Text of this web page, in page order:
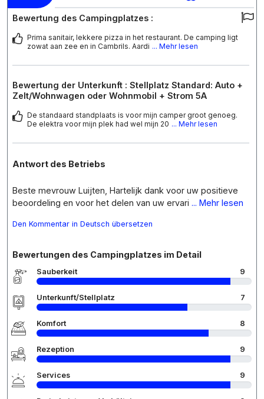
Bewertung des Campingplatzes :
Prima sanitair, lekkere pizza in het restaurant. De camping ligt
zowat aan zee en in Cambrils. Aardi ... Mehr lesen
Bewertung der Unterkunft : Stellplatz Standard: Auto +
Zelt/Wohnwagen oder Wohnmobil + Strom 5A
De standaard standplaats is voor mijn camper groot genoeg.
De elektra voor mijn plek had wel mijn 20 ... Mehr lesen
Antwort des Betriebs
Beste mevrouw Luijten, Hartelijk dank voor uw positieve
beoordeling en voor het delen van uw ervari ... Mehr lesen
Den Kommentar in Deutsch übersetzen
Bewertungen des Campingplatzes im Detail
Sauberkeit 9
Unterkunft/Stellplatz 7
Komfort 8
Rezeption 9
Services 9